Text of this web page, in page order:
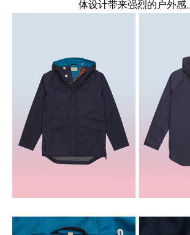
体设计带来强烈的户外感。